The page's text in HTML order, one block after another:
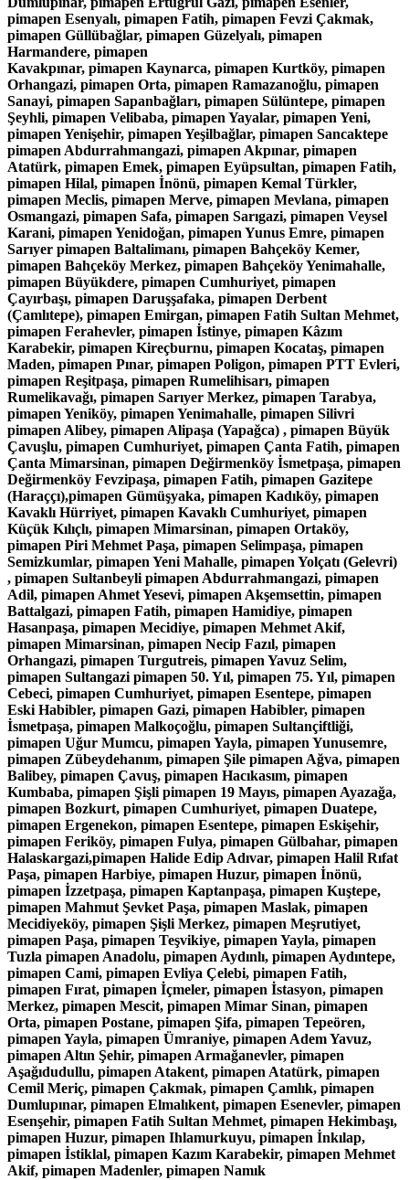
pimapen Esenyalı, pimapen Fatih, pimapen Fevzi Çakmak,
pimapen Güllübağlar, pimapen Güzelyalı, pimapen
Harmandere, pimapen
Kavakpınar, pimapen Kaynarca, pimapen Kurtköy, pimapen
Orhangazi, pimapen Orta, pimapen Ramazanoğlu, pimapen
Sanayi, pimapen Sapanbağları, pimapen Sülüntepe, pimapen
Şeyhli, pimapen Velibaba, pimapen Yayalar, pimapen Yeni,
pimapen Yenişehir, pimapen Yeşilbağlar, pimapen Sancaktepe
pimapen Abdurrahmangazi, pimapen Akpınar, pimapen
Atatürk, pimapen Emek, pimapen Eyüpsultan, pimapen Fatih,
pimapen Hilal, pimapen İnönü, pimapen Kemal Türkler,
pimapen Meclis, pimapen Merve, pimapen Mevlana, pimapen
Osmangazi, pimapen Safa, pimapen Sarıgazi, pimapen Veysel
Karani, pimapen Yenidoğan, pimapen Yunus Emre, pimapen
Sarıyer pimapen Baltalimanı, pimapen Bahçeköy Kemer,
pimapen Bahçeköy Merkez, pimapen Bahçeköy Yenimahalle,
pimapen Büyükdere, pimapen Cumhuriyet, pimapen
Çayırbaşı, pimapen Daruşşafaka, pimapen Derbent
(Çamlıtepe), pimapen Emirgan, pimapen Fatih Sultan Mehmet,
pimapen Ferahevler, pimapen İstinye, pimapen Kâzım
Karabekir, pimapen Kireçburnu, pimapen Kocataş, pimapen
Maden, pimapen Pınar, pimapen Poligon, pimapen PTT Evleri,
pimapen Reşitpaşa, pimapen Rumelihisarı, pimapen
Rumelikavağı, pimapen Sarıyer Merkez, pimapen Tarabya,
pimapen Yeniköy, pimapen Yenimahalle, pimapen Silivri
pimapen Alibey, pimapen Alipaşa (Yapağca) , pimapen Büyük
Çavuşlu, pimapen Cumhuriyet, pimapen Çanta Fatih, pimapen
Çanta Mimarsinan, pimapen Değirmenköy İsmetpaşa, pimapen
Değirmenköy Fevzipaşa, pimapen Fatih, pimapen Gazitepe
(Haraççı),pimapen Gümüşyaka, pimapen Kadıköy, pimapen
Kavaklı Hürriyet, pimapen Kavaklı Cumhuriyet, pimapen
Küçük Kılıçlı, pimapen Mimarsinan, pimapen Ortaköy,
pimapen Piri Mehmet Paşa, pimapen Selimpaşa, pimapen
Semizkumlar, pimapen Yeni Mahalle, pimapen Yolçatı (Gelevri)
, pimapen Sultanbeyli pimapen Abdurrahmangazi, pimapen
Adil, pimapen Ahmet Yesevi, pimapen Akşemsettin, pimapen
Battalgazi, pimapen Fatih, pimapen Hamidiye, pimapen
Hasanpaşa, pimapen Mecidiye, pimapen Mehmet Akif,
pimapen Mimarsinan, pimapen Necip Fazıl, pimapen
Orhangazi, pimapen Turgutreis, pimapen Yavuz Selim,
pimapen Sultangazi pimapen 50. Yıl, pimapen 75. Yıl, pimapen
Cebeci, pimapen Cumhuriyet, pimapen Esentepe, pimapen
Eski Habibler, pimapen Gazi, pimapen Habibler, pimapen
İsmetpaşa, pimapen Malkoçoğlu, pimapen Sultançiftliği,
pimapen Uğur Mumcu, pimapen Yayla, pimapen Yunusemre,
pimapen Zübeydehanım, pimapen Şile pimapen Ağva, pimapen
Balibey, pimapen Çavuş, pimapen Hacıkasım, pimapen
Kumbaba, pimapen Şişli pimapen 19 Mayıs, pimapen Ayazağa,
pimapen Bozkurt, pimapen Cumhuriyet, pimapen Duatepe,
pimapen Ergenekon, pimapen Esentepe, pimapen Eskişehir,
pimapen Feriköy, pimapen Fulya, pimapen Gülbahar, pimapen
Halaskargazi,pimapen Halide Edip Adıvar, pimapen Halil Rıfat
Paşa, pimapen Harbiye, pimapen Huzur, pimapen İnönü,
pimapen İzzetpaşa, pimapen Kaptanpaşa, pimapen Kuştepe,
pimapen Mahmut Şevket Paşa, pimapen Maslak, pimapen
Mecidiyeköy, pimapen Şişli Merkez, pimapen Meşrutiyet,
pimapen Paşa, pimapen Teşvikiye, pimapen Yayla, pimapen
Tuzla pimapen Anadolu, pimapen Aydınlı, pimapen Aydıntepe,
pimapen Cami, pimapen Evliya Çelebi, pimapen Fatih,
pimapen Fırat, pimapen İçmeler, pimapen İstasyon, pimapen
Merkez, pimapen Mescit, pimapen Mimar Sinan, pimapen
Orta, pimapen Postane, pimapen Şifa, pimapen Tepeören,
pimapen Yayla, pimapen Ümraniye, pimapen Adem Yavuz,
pimapen Altın Şehir, pimapen Armağanevler, pimapen
Aşağıdudullu, pimapen Atakent, pimapen Atatürk, pimapen
Cemil Meriç, pimapen Çakmak, pimapen Çamlık, pimapen
Dumlupınar, pimapen Elmalıkent, pimapen Esenevler, pimapen
Esenşehir, pimapen Fatih Sultan Mehmet, pimapen Hekimbaşı,
pimapen Huzur, pimapen Ihlamurkuyu, pimapen İnkılap,
pimapen İstiklal, pimapen Kazım Karabekir, pimapen Mehmet
Akif, pimapen Madenler, pimapen Namık